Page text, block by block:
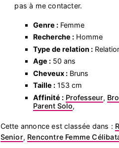
pas à me contacter.
Genre :Femme
Recherche :Homme
Type de relation :
Age :50 ans
Cheveux :Bruns
Taille :153 cm
Affinité : Professeur,
Parent Solo,
Cette annonce est classée dans :
Senior, Rencontre Femme